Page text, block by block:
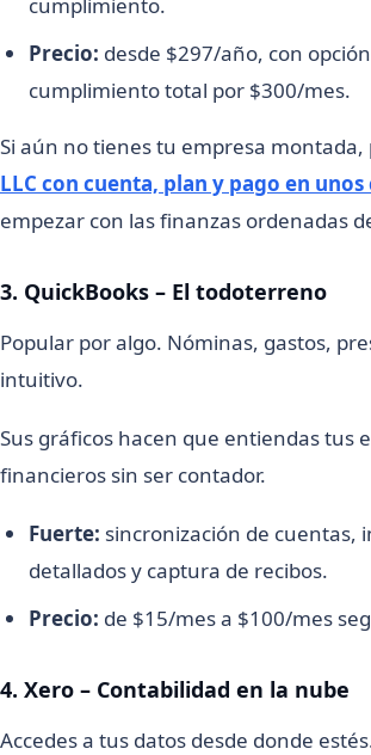
Precio: desde $297/año, con
cumplimiento total por $300/mes.
Si aún no tienes tu empresa montada,
LLC con cuenta, plan y pago en
empezar con las finanzas ordenadas
3. QuickBooks – El todoterreno
Popular por algo. Nóminas, gastos,
intuitivo.
Sus gráficos hacen que entiendas tus
financieros sin ser contador.
Fuerte: sincronización de cuentas,
detallados y captura de recibos.
Precio: de $15/mes a $100/mes
4. Xero – Contabilidad en la nube
Accedes a tus datos desde donde